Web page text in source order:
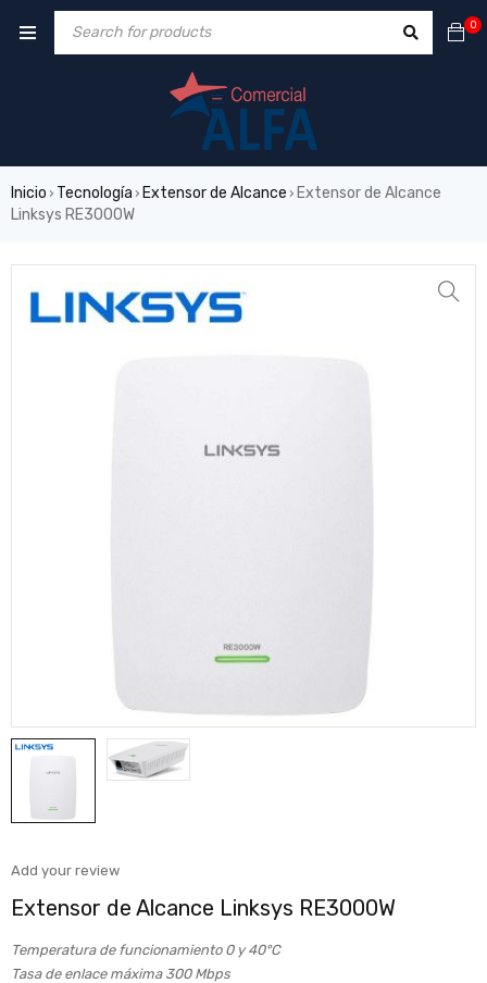
0
Inicio › Tecnología › Extensor de Alcance › Extensor de Alcance
Linksys RE3000W
Add your review
Extensor de Alcance Linksys RE3000W
Temperatura de funcionamiento 0 y 40°C
Tasa de enlace máxima 300 Mbps